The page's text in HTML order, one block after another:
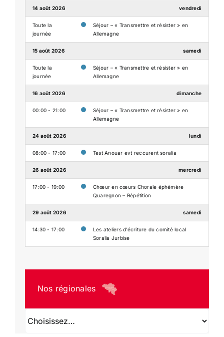
14 août 2026 vendredi
Toute la
journée
Séjour – « Transmettre et résister » en
Allemagne
15 août 2026 samedi
Toute la
journée
Séjour – « Transmettre et résister » en
Allemagne
16 août 2026 dimanche
00:00 - 21:00
Séjour – « Transmettre et résister » en
Allemagne
24 août 2026 lundi
08:00 - 17:00 Test Anouar evt reccurent soralia
26 août 2026 mercredi
17:00 - 19:00
Chœur en cœurs Chorale éphémère
Quaregnon – Répétition
29 août 2026 samedi
14:30 - 17:00
Les ateliers d’écriture du comité local
Soralia Jurbise
Nos régionales